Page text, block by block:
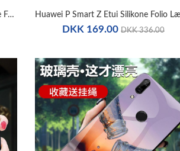
Huawei P Smart Z Etui Rød Lædertaske Folio
DKK 169.00 DKK 336.00